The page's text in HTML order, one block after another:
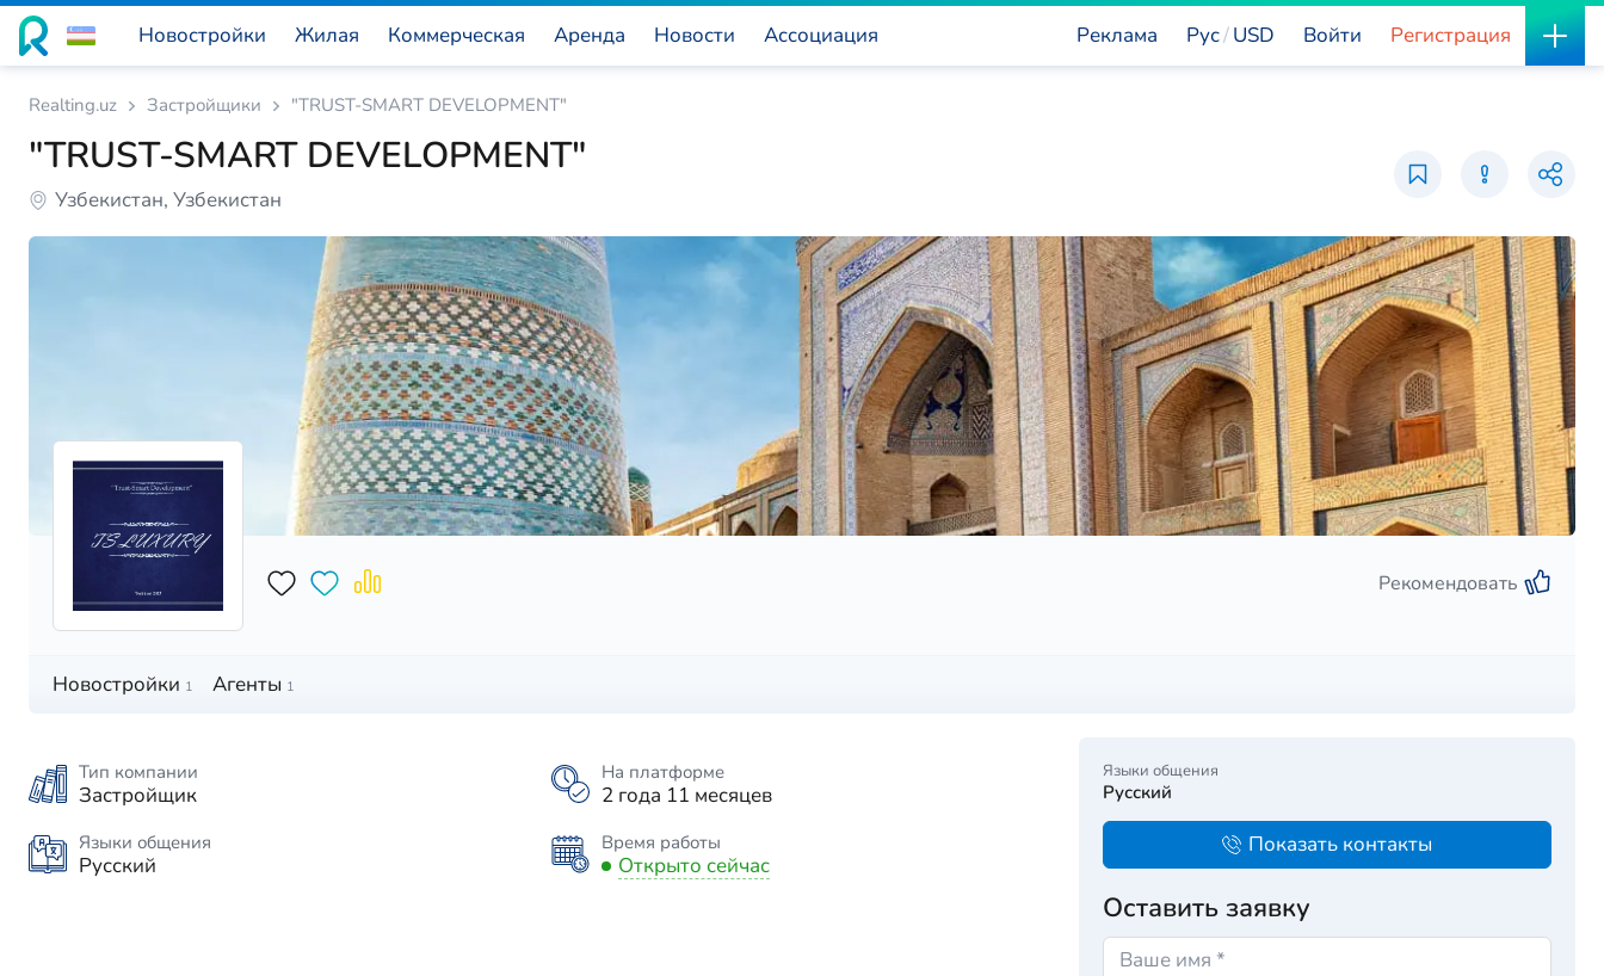
Реклама
Новостройки Жилая Коммерческая Аренда Новости Ассоциация Рус USD Войти Регистрация
Realting.uz Застройщики "TRUST-SMART DEVELOPMENT"
"TRUST-SMART DEVELOPMENT"
Узбекистан, Узбекистан
Рекомендовать
Новостройки 1 Агенты 1
Тип компании
Застройщик
На платформе
2 года 11 месяцев
Языки общения
Русский
Время работы
Открыто сейчас
Языки общения
Русский
Показать контакты
Оставить заявку